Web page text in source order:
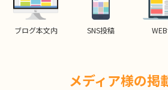
ブログ本文内 SNS投稿
メディア様の掲